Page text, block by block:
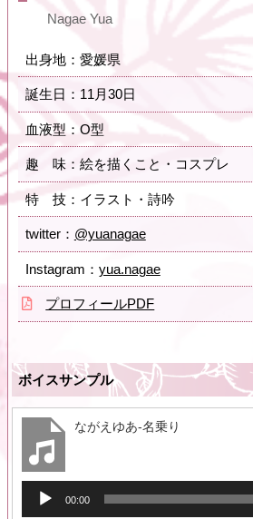
Nagae Yua
出身地：愛媛県
誕生日：11月30日
血液型：O型
趣 味：絵を描くこと・コスプレ
特 技：イラスト・詩吟
twitter： @yuanagae
Instagram： yua.nagae
プロフィールPDF
ボイスサンプル
ながえゆあ-名乗り
00:00